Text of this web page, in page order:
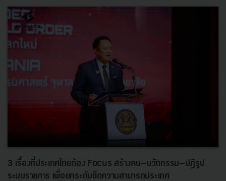
3 เรื่องที่ประเทศไทยต้อง Focus สร้างคน–นวัตกรรม–ปฏิรูป
ระบบราชการ เพื่อยกระดับขีดความสามารถประเทศ